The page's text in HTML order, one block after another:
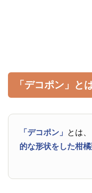
「デコポン」と
「デコポン」 とは、
的な形状をした柑橘